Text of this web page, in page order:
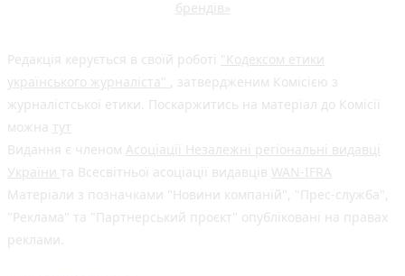
брендів»
Редакція керується в своїй роботі "Кодексом етики
українського журналіста"
, затвердженим Комісією з
журналістської етики. Поскаржитись на матеріал до Комісії
можна тут
Видання є членом Асоціації Незалежні регіональні видавці
України та Всесвітньої асоціації видавців WAN-IFRA
Матеріали з позначками "Новини компаній", "Прес-служба",
"Реклама" та "Партнерський проєкт" опубліковані на правах
реклами.